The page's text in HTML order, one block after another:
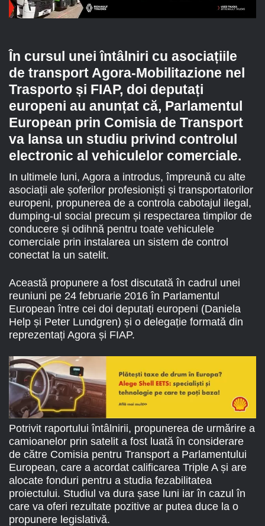
În cursul unei întâlniri cu asociațiile
de transport Agora-Mobilitazione nel
Trasporto și FIAP, doi deputați
europeni au anunțat că, Parlamentul
European prin Comisia de Transport
va lansa un studiu privind controlul
electronic al vehiculelor comerciale.
In ultimele luni, Agora a introdus, împreună cu alte
asociații ale șoferilor profesioniști și transportatorilor
europeni, propunerea de a controla cabotajul ilegal,
dumping-ul social precum și respectarea timpilor de
conducere și odihnă pentru toate vehiculele
comerciale prin instalarea un sistem de control
conectat la un satelit.
Această propunere a fost discutată în cadrul unei
reuniuni pe 24 februarie 2016 în Parlamentul
European între cei doi deputați europeni (Daniela
Help și Peter Lundgren) și o delegație formată din
reprezentați Agora și FIAP.
Potrivit raportului întâlnirii, propunerea de urmărire a
camioanelor prin satelit a fost luată în considerare
de către Comisia pentru Transport a Parlamentului
European, care a acordat calificarea Triple A și are
alocate fonduri pentru a studia fezabilitatea
proiectului. Studiul va dura șase luni iar în cazul în
care va oferi rezultate pozitive ar putea duce la o
propunere legislativă.